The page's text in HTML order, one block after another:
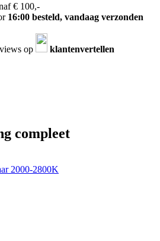
€ 100,-
16:00 besteld, vandaag verzonden
op
klantenvertellen
compleet
2000-2800K